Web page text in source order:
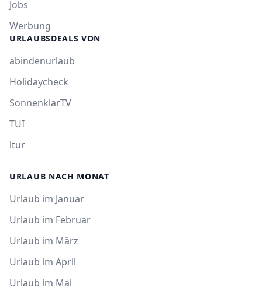
Jobs
Werbung
URLAUBSDEALS VON
abindenurlaub
Holidaycheck
SonnenklarTV
TUI
ltur
URLAUB NACH MONAT
Urlaub im Januar
Urlaub im Februar
Urlaub im März
Urlaub im April
Urlaub im Mai